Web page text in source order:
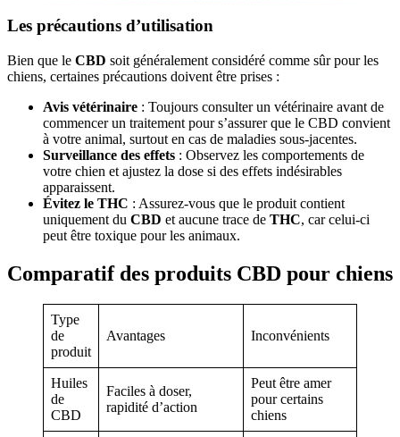
Les précautions d’utilisation
Bien que le CBD soit généralement considéré comme sûr pour les
chiens, certaines précautions doivent être prises :
Avis vétérinaire : Toujours consulter un vétérinaire avant de
commencer un traitement pour s’assurer que le CBD convient
à votre animal, surtout en cas de maladies sous-jacentes.
Surveillance des effets : Observez les comportements de
votre chien et ajustez la dose si des effets indésirables
apparaissent.
Évitez le THC : Assurez-vous que le produit contient
uniquement du CBD et aucune trace de THC, car celui-ci
peut être toxique pour les animaux.
Comparatif des produits CBD pour chiens
Type
de
produit
Avantages Inconvénients
Huiles
de
CBD
Faciles à doser,
rapidité d’action
Peut être amer
pour certains
chiens